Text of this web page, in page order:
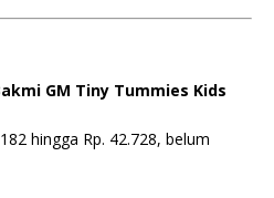
GM Tiny Tummies Kids
hingga Rp. 42.728, belum